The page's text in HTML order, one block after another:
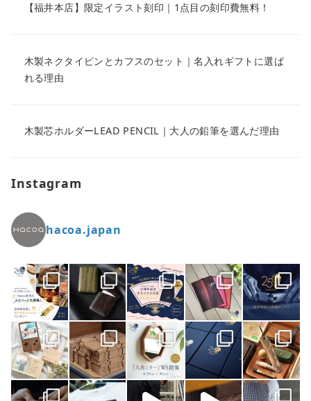
【福井本店】限定イラスト刻印｜1点目の刻印費無料！
木製ネクタイピンとカフスのセット｜名入れギフトに選ば
れる理由
木製芯ホルダーLEAD PENCIL｜大人の鉛筆を選んだ理由
Instagram
hacoa.japan